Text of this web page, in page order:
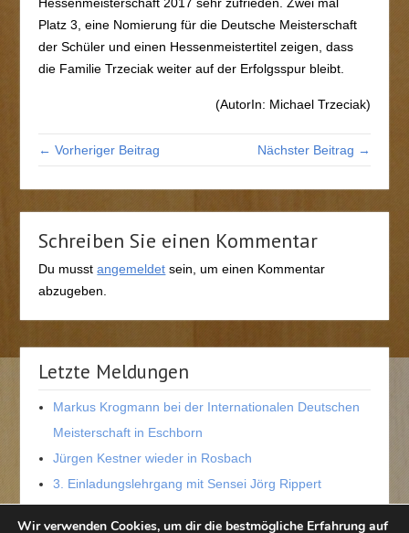
Platz 3, eine Nomierung für die Deutsche Meisterschaft
der Schüler und einen Hessenmeistertitel zeigen, dass
die Familie Trzeciak weiter auf der Erfolgsspur bleibt.
(AutorIn: Michael Trzeciak)
← Vorheriger Beitrag Nächster Beitrag →
Schreiben Sie einen Kommentar
Du musstangemeldet sein, um einen Kommentar
abzugeben.
Letzte Meldungen
Markus Krogmann bei der Internationalen Deutschen
Meisterschaft in Eschborn
Jürgen Kestner wieder in Rosbach
3. Einladungslehrgang mit Sensei Jörg Rippert
Neue dritte Dan-Trägerin in der Wetterau
Wir verwenden Cookies, um dir die bestmögliche Erfahrung auf